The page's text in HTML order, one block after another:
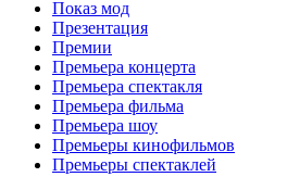
Показ мод
Презентация
Премии
Премьера концерта
Премьера спектакля
Премьера фильма
Премьера шоу
Премьеры кинофильмов
Премьеры спектаклей